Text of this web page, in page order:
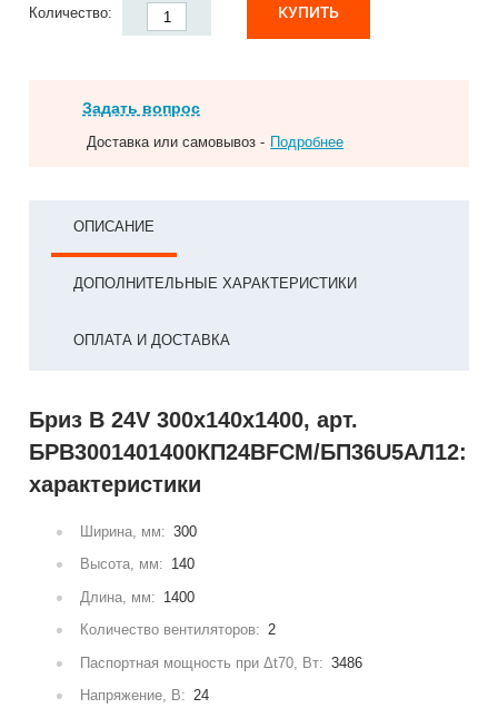
Количество: КУПИТЬ
Задать вопрос
Доставка или самовывоз - Подробнее
ОПИСАНИЕ
ДОПОЛНИТЕЛЬНЫЕ ХАРАКТЕРИСТИКИ
ОПЛАТА И ДОСТАВКА
Бриз В 24V 300x140x1400, арт.
БРВ3001401400КП24ВFCM/БП36U5АЛ12:
характеристики
Ширина, мм: 300
Высота, мм: 140
Длина, мм: 1400
Количество вентиляторов: 2
Паспортная мощность при Δt70, Вт: 3486
Напряжение, В: 24